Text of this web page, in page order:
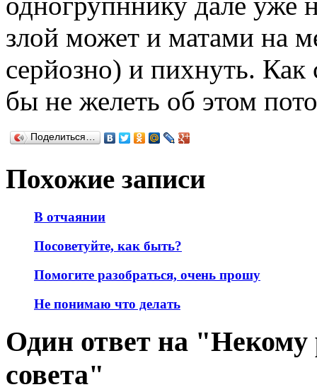
злой может и матами на
серйозно) и пихнуть.
бы не желеть об этом
Поделиться…
Похожие записи
В отчаянии
Посоветуйте, как быть?
Помогите разобраться, очень прошу
Не понимаю что делать
Один ответ на "Некому
совета"